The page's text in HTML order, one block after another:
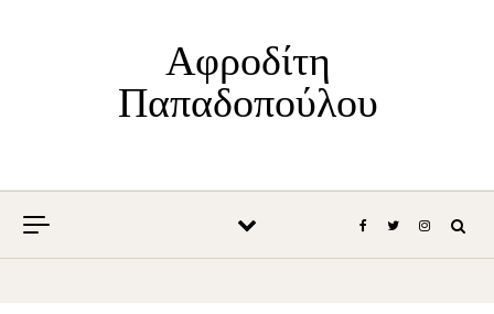
Αφροδίτη
Παπαδοπούλου